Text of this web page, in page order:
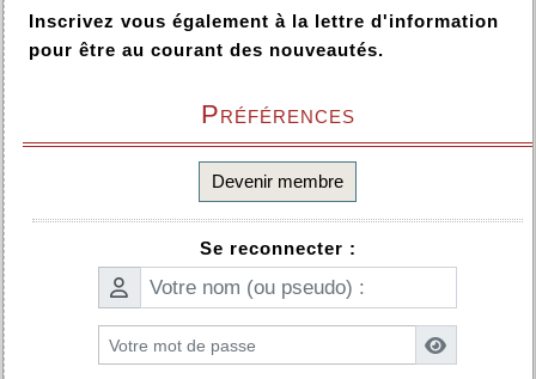
Inscrivez vous également à la lettre d'information
pour être au courant des nouveautés.
Préférences
Devenir membre
Se reconnecter :